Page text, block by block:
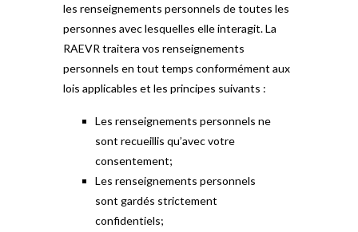
les renseignements personnels de toutes les
personnes avec lesquelles elle interagit. La
RAEVR traitera vos renseignements
personnels en tout temps conformément aux
lois applicables et les principes suivants :
Les renseignements personnels ne
sont recueillis qu’avec votre
consentement;
Les renseignements personnels
sont gardés strictement
confidentiels;